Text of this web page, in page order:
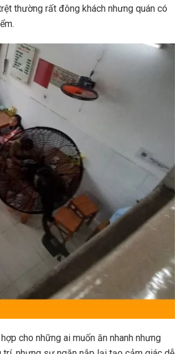
thường rất đông khách nhưng quán có
cho những ai muốn ăn nhanh nhưng